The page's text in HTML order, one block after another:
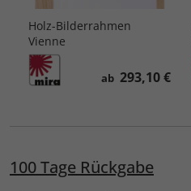
Holz-Bilderrahmen
Vienne
ab 293,10 €
100 Tage Rückgabe